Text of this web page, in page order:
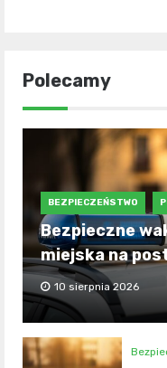
Polecamy
BEZPIECZEŃSTWO
Bezpieczne
miejska na
10 sierpnia 2026